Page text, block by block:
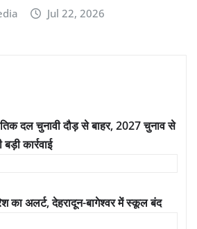
Jul 22, 2026
दल चुनावी दौड़ से बाहर, 2027 चुनाव से
कार्रवाई
का अलर्ट, देहरादून-बागेश्वर में स्कूल बंद